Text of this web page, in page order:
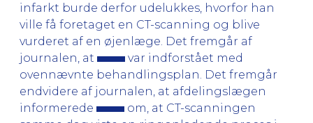
infarkt burde derfor udelukkes, hvorfor han
ville få foretaget en CT-scanning og blive
vurderet af en øjenlæge. Det fremgår af
journalen, at
var indforstået med
ovennævnte behandlingsplan. Det fremgår
endvidere af journalen, at afdelingslægen
informerede
om, at CT-scanningen